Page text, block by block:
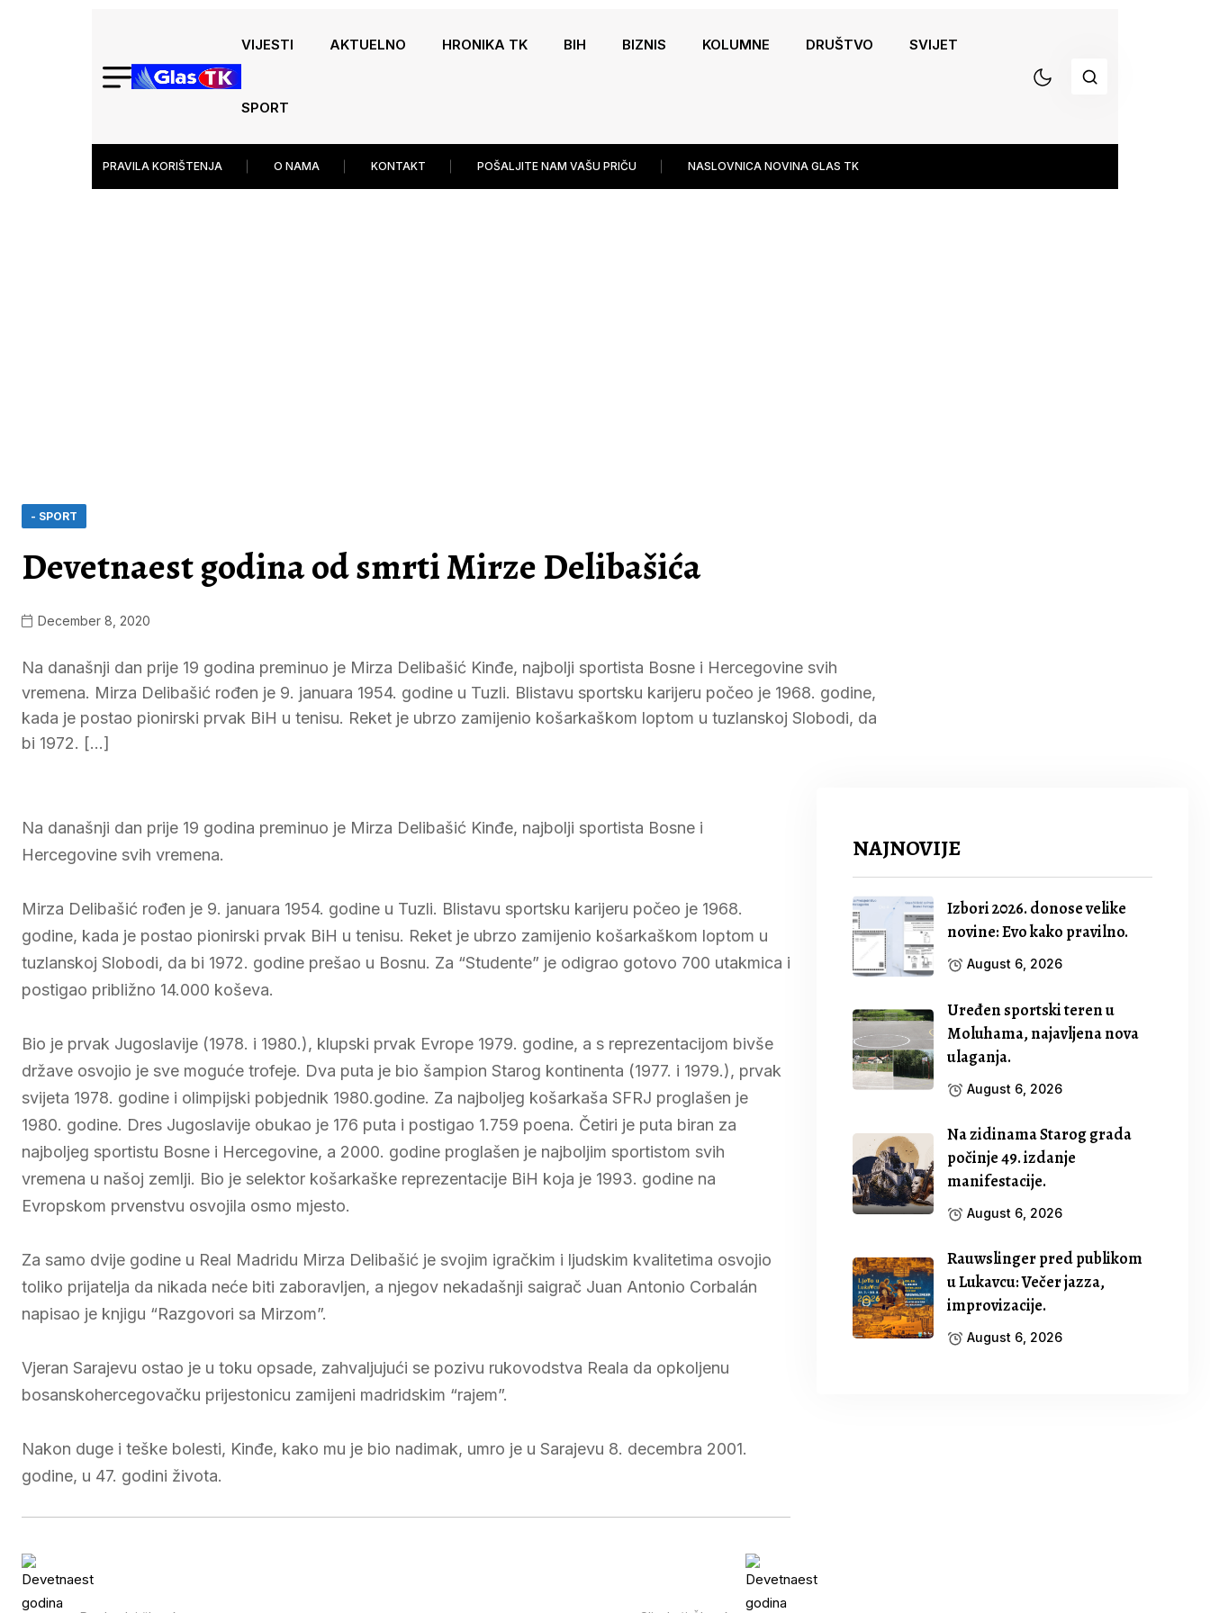
VIJESTI AKTUELNO HRONIKA TK BIH BIZNIS KOLUMNE DRUŠTVO SVIJET
SPORT
PRAVILA KORIŠTENJA O NAMA KONTAKT POŠALJITE NAM VAŠU PRIČU NASLOVNICA NOVINA GLAS TK
- SPORT
Devetnaest godina od smrti Mirze Delibašića
December 8, 2020
Na današnji dan prije 19 godina preminuo je Mirza Delibašić Kinđe, najbolji sportista Bosne i Hercegovine svih
vremena. Mirza Delibašić rođen je 9. januara 1954. godine u Tuzli. Blistavu sportsku karijeru počeo je 1968. godine,
kada je postao pionirski prvak BiH u tenisu. Reket je ubrzo zamijenio košarkaškom loptom u tuzlanskoj Slobodi, da
bi 1972. […]
Na današnji dan prije 19 godina preminuo je Mirza Delibašić Kinđe, najbolji sportista Bosne i
Hercegovine svih vremena.
Mirza Delibašić rođen je 9. januara 1954. godine u Tuzli. Blistavu sportsku karijeru počeo je 1968.
godine, kada je postao pionirski prvak BiH u tenisu. Reket je ubrzo zamijenio košarkaškom loptom u
tuzlanskoj Slobodi, da bi 1972. godine prešao u Bosnu. Za “Studente” je odigrao gotovo 700 utakmica i
postigao približno 14.000 koševa.
Bio je prvak Jugoslavije (1978. i 1980.), klupski prvak Evrope 1979. godine, a s reprezentacijom bivše
države osvojio je sve moguće trofeje. Dva puta je bio šampion Starog kontinenta (1977. i 1979.), prvak
svijeta 1978. godine i olimpijski pobjednik 1980.godine. Za najboljeg košarkaša SFRJ proglašen je
1980. godine. Dres Jugoslavije obukao je 176 puta i postigao 1.759 poena. Četiri je puta biran za
najboljeg sportistu Bosne i Hercegovine, a 2000. godine proglašen je najboljim sportistom svih
vremena u našoj zemlji. Bio je selektor košarkaške reprezentacije BiH koja je 1993. godine na
Evropskom prvenstvu osvojila osmo mjesto.
Za samo dvije godine u Real Madridu Mirza Delibašić je svojim igračkim i ljudskim kvalitetima osvojio
toliko prijatelja da nikada neće biti zaboravljen, a njegov nekadašnji saigrač Juan Antonio Corbalán
napisao je knjigu “Razgovori sa Mirzom”.
Vjeran Sarajevu ostao je u toku opsade, zahvaljujući se pozivu rukovodstva Reala da opkoljenu
bosanskohercegovačku prijestonicu zamijeni madridskim “rajem”.
Nakon duge i teške bolesti, Kinđe, kako mu je bio nadimak, umro je u Sarajevu 8. decembra 2001.
godine, u 47. godini života.
NAJNOVIJE
Izbori 2026. donose velike
novine: Evo kako pravilno.
August 6, 2026
Uređen sportski teren u
Moluhama, najavljena nova
ulaganja.
August 6, 2026
Na zidinama Starog grada
počinje 49. izdanje
manifestacije.
August 6, 2026
Rauwslinger pred publikom
u Lukavcu: Večer jazza,
improvizacije.
August 6, 2026